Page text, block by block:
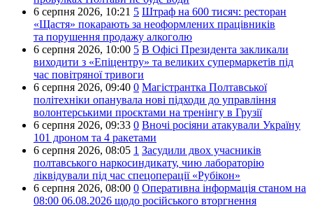
6 серпня 2026, 10:21 5 Штраф на 600 тисяч: ресторан
«Щастя» покарають за неоформлених працівників
та порушення продажу алкоголю
6 серпня 2026, 10:00 5 В Офісі Президента закликали
виходити з «Епіцентру» та великих супермаркетів під
час повітряної тривоги
6 серпня 2026, 09:40 0 Магістрантка Полтавської
політехніки опанувала нові підходи до управління
волонтерськими проєктами на тренінгу в Грузії
6 серпня 2026, 09:33 0 Вночі росіяни атакували Україну
101 дроном та 4 ракетами
6 серпня 2026, 08:05 1 Засудили двох учасників
полтавського наркосиндикату, чию лабораторію
ліквідували під час спецоперації «Рубікон»
6 серпня 2026, 08:00 0 Оперативна інформація станом на
08:00 06.08.2026 щодо російського вторгнення